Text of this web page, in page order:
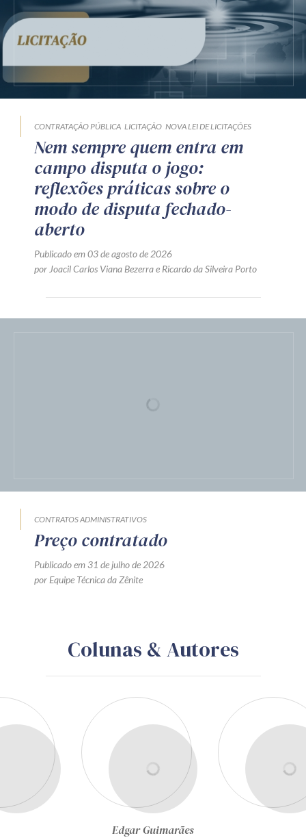
CONTRATAÇÃO PÚBLICA LICITAÇÃO NOVA LEI DE LICITAÇÕES
Nem sempre quem entra em
campo disputa o jogo:
reflexões práticas sobre o
modo de disputa fechado-
aberto
Publicado em 03 de agosto de 2026
por Joacil Carlos Viana Bezerrae Ricardo da Silveira Porto
CONTRATOS ADMINISTRATIVOS
Preço contratado
Publicado em 31 de julho de 2026
por Equipe Técnica da Zênite
Colunas & Autores
Edgar Guimarães